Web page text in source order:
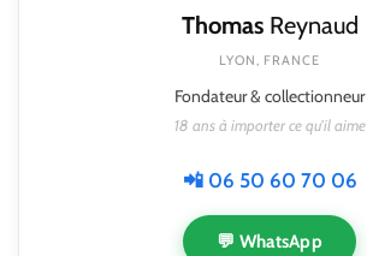
ThomasReynaud
LYON, FRANCE
Fondateur & collectionneur
18 ans à importer ce qu'il aime
📲 06 50 60 70 06
💬 WhatsApp